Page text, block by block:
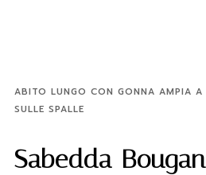
ABITO LUNGO CON GONNA AMPIA A
SULLE SPALLE
Sabedda